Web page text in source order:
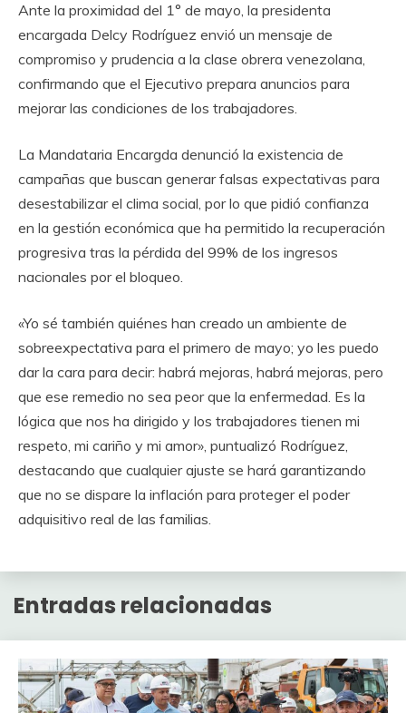
Ante la proximidad del 1° de mayo, la presidenta
encargada Delcy Rodríguez envió un mensaje de
compromiso y prudencia a la clase obrera venezolana,
confirmando que el Ejecutivo prepara anuncios para
mejorar las condiciones de los trabajadores.
La Mandataria Encargda denunció la existencia de
campañas que buscan generar falsas expectativas para
desestabilizar el clima social, por lo que pidió confianza
en la gestión económica que ha permitido la recuperación
progresiva tras la pérdida del 99% de los ingresos
nacionales por el bloqueo.
«Yo sé también quiénes han creado un ambiente de
sobreexpectativa para el primero de mayo; yo les puedo
dar la cara para decir: habrá mejoras, habrá mejoras, pero
que ese remedio no sea peor que la enfermedad. Es la
lógica que nos ha dirigido y los trabajadores tienen mi
respeto, mi cariño y mi amor», puntualizó Rodríguez,
destacando que cualquier ajuste se hará garantizando
que no se dispare la inflación para proteger el poder
adquisitivo real de las familias.
Entradas relacionadas